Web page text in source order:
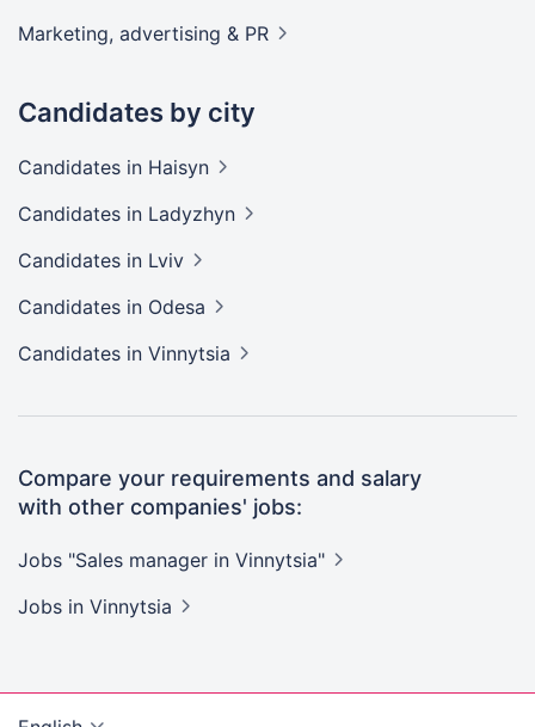
Marketing, advertising & PR
Candidates by city
Candidates in Haisyn
Candidates in Ladyzhyn
Candidates in Lviv
Candidates in Odesa
Candidates in Vinnytsia
Compare your requirements and salary
with other companies' jobs:
Jobs "Sales manager in Vinnytsia"
Jobs in Vinnytsia